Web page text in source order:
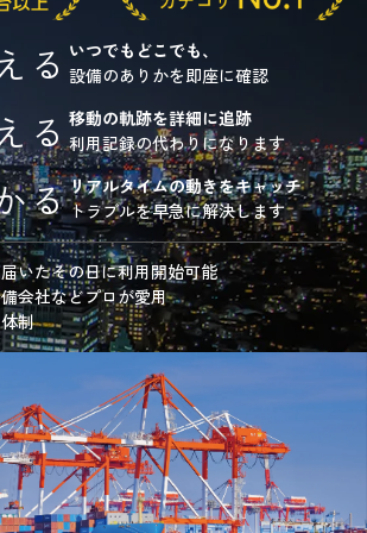
る いつでもどこでも、
設備のありかを即座に確認
る 移動の軌跡を詳細に追跡
利用記録の代わりになります
るリアルタイムの動きをキャッチ
トラブルを早急に解決します
いたその日に利用開始可能
会社などプロが愛用
制